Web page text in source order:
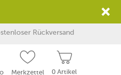
Rückversand
0 Artikel
Merkzettel